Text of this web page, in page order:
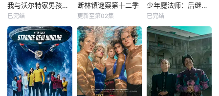
我与沃尔特家男孩的生活第三季
已完结
断林镇谜案第十二季
更新至第02集
少年魔法师：后继者第三季
已完结